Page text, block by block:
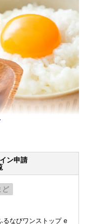
ン申請
ど
るなびワンストップ e